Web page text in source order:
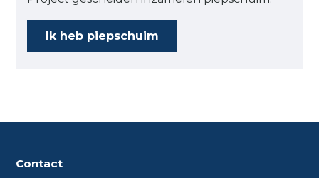
Ik heb piepschuim
Contact